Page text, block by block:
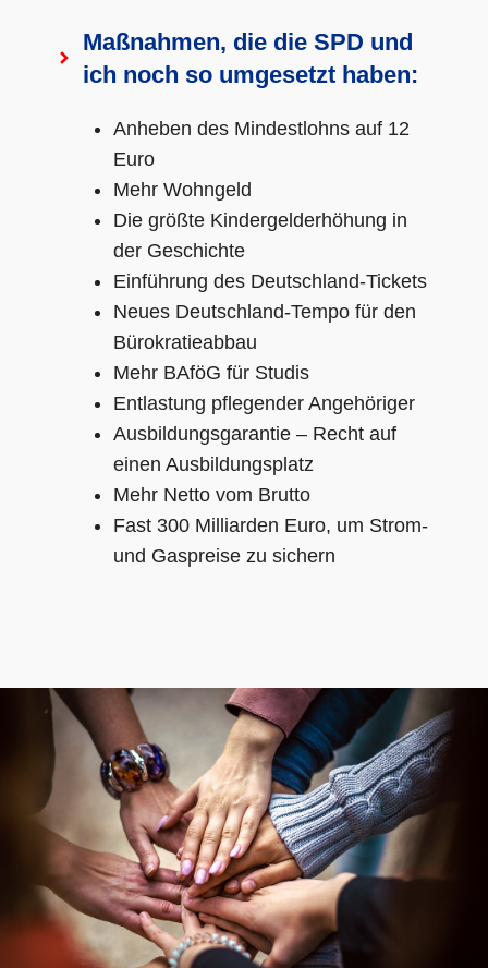
Maßnahmen, die die SPD und
ich noch so umgesetzt haben:
Anheben des Mindestlohns auf 12
Euro
Mehr Wohngeld
Die größte Kindergelderhöhung in
der Geschichte
Einführung des Deutschland-Tickets
Neues Deutschland-Tempo für den
Bürokratieabbau
Mehr BAföG für Studis
Entlastung pflegender Angehöriger
Ausbildungsgarantie – Recht auf
einen Ausbildungsplatz
Mehr Netto vom Brutto
Fast 300 Milliarden Euro, um Strom-
und Gaspreise zu sichern